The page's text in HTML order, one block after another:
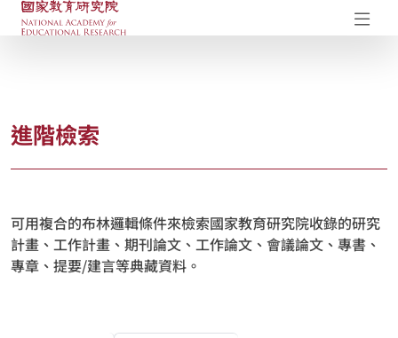
國家教育研究院-研究成果典藏庫
進階檢索
可用複合的布林邏輯條件來檢索國家教育研究院收錄的研究
計畫、工作計畫、期刊論文、工作論文、會議論文、專書、
專章、提要/建言等典藏資料。